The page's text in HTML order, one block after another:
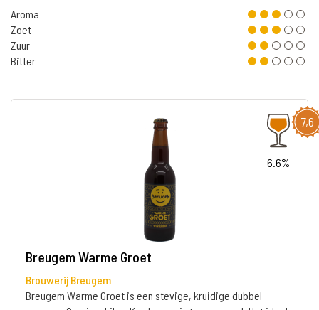
Aroma
Zoet
Zuur
Bitter
7,6
6.6%
Breugem Warme Groet
Brouwerij Breugem
Breugem Warme Groet is een stevige, kruidige dubbel